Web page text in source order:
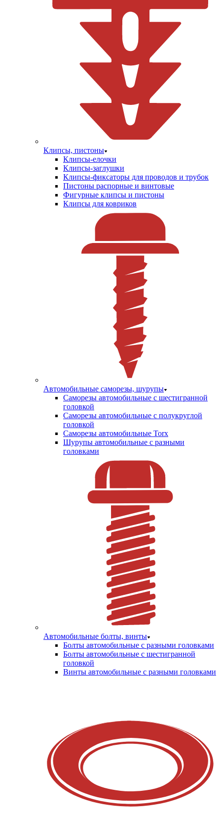
Клипсы, пистоны
Клипсы-елочки
Клипсы-заглушки
Клипсы-фиксаторы для проводов и трубок
Пистоны распорные и винтовые
Фигурные клипсы и пистоны
Клипсы для ковриков
Автомобильные саморезы, шурупы
Саморезы автомобильные с шестигранной
головкой
Саморезы автомобильные с полукруглой
головкой
Саморезы автомобильные Torx
Шурупы автомобильные с разными
головками
Автомобильные болты, винты
Болты автомобильные с разными головками
Болты автомобильные с шестигранной
головкой
Винты автомобильные с разными головками